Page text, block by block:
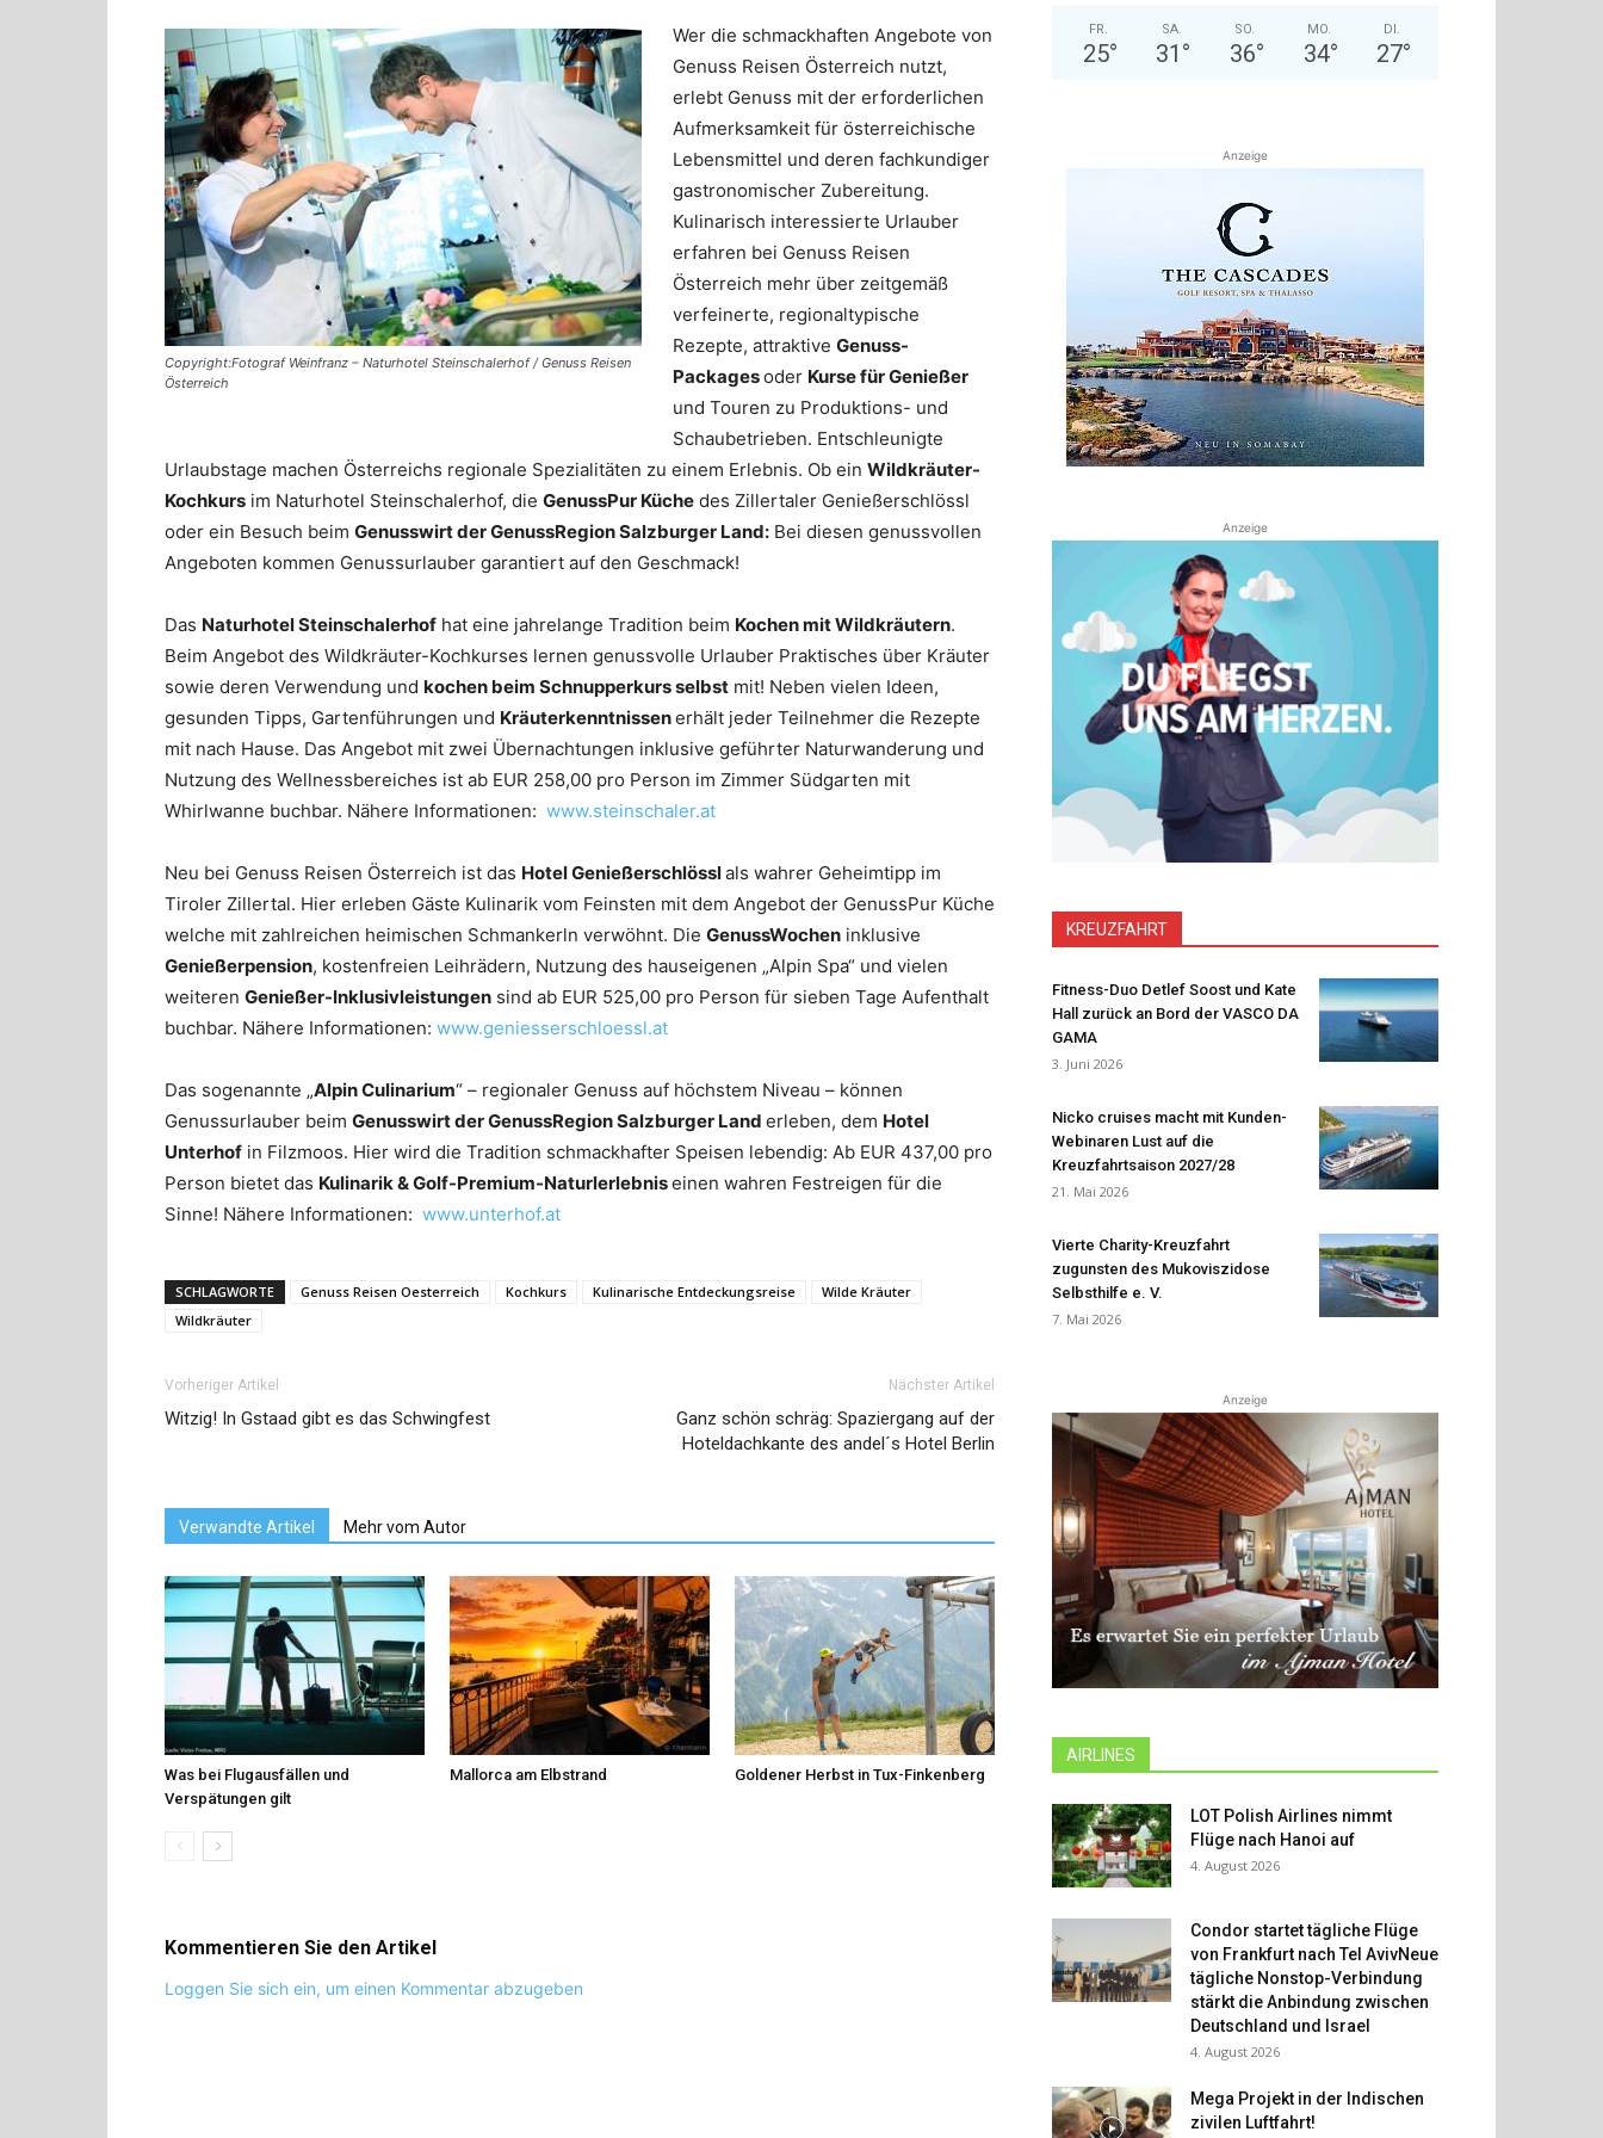
Copyright:Fotograf Weinfranz – Naturhotel Steinschalerhof / Genuss Reisen
Österreich
Wer die schmackhaften Angebote von
Genuss Reisen Österreich nutzt,
erlebt Genuss mit der erforderlichen
Aufmerksamkeit für österreichische
Lebens­mittel und deren fachkundiger
gastronomischer Zubereitung.
Kulinarisch interessierte Urlauber
erfahren bei Genuss Reisen
Österreich mehr über zeitgemäß
verfeinerte, regionaltypische
Rezepte, attraktive Genuss-
Packagesoder Kurse für Genießer
und Touren zu Produktions- und
Schaubetrieben. Entschleunigte
Urlaubstage machen Österreichs regionale Spezialitäten zu einem Erlebnis. Ob ein Wildkräuter-
Kochkurs im Naturhotel Steinschalerhof, die GenussPur Küche des Zillertaler Genießerschlössl
oder ein Besuch beim Genusswirt der GenussRegion Salzburger Land: Bei diesen genussvollen
Angeboten kommen Genussurlauber garantiert auf den Geschmack!
Das Naturhotel Steinschalerhof hat eine jahrelange Tradition beim Kochen mit Wildkräutern.
Beim Angebot des Wildkräuter-Kochkurses lernen genussvolle Urlauber Praktisches über Kräuter
sowie deren Verwendung und kochen beim Schnupperkurs selbst mit! Neben vielen Ideen,
gesunden Tipps, Gartenführungen und Kräuterkenntnissenerhält jeder Teilnehmer die Rezepte
mit nach Hause. Das Angebot mit zwei Übernachtungen inklusive geführter Naturwanderung und
Nutzung des Wellnessbereiches ist ab EUR 258,00 pro Person im Zimmer Südgarten mit
Whirlwanne buchbar. Nähere Informationen: www.steinschaler.at
Neu bei Genuss Reisen Österreich ist das Hotel Genießerschlösslals wahrer Geheimtipp im
Tiroler Zillertal. Hier erleben Gäste Kulinarik vom Feinsten mit dem Angebot der GenussPur Küche
welche mit zahlreichen heimischen Schmankerln verwöhnt. Die GenussWochen inklusive
Genießerpension, kostenfreien Leihrädern, Nutzung des hauseigenen „Alpin Spa“ und vielen
weiteren Genießer-Inklusivleistungen sind ab EUR 525,00 pro Person für sieben Tage Aufenthalt
buchbar. Nähere Informationen: www.geniesserschloessl.at
Das sogenannte „Alpin Culinarium“ – regionaler Genuss auf höchstem Niveau – können
Genussurlauber beim Genusswirt der GenussRegion Salzburger Land erleben, dem Hotel
Unterhof in Filzmoos. Hier wird die Tradition schmackhafter Speisen lebendig: Ab EUR 437,00 pro
Person bietet das Kulinarik & Golf-Premium-Naturlerlebniseinen wahren Festreigen für die
Sinne! Nähere Informationen: www.unterhof.at
SCHLAGWORTE Genuss Reisen Oesterreich Kochkurs Kulinarische Entdeckungsreise
Wilde Kräuter
Wildkräuter
Vorheriger Artikel
Witzig! In Gstaad gibt es das Schwingfest
Nächster Artikel
Ganz schön schräg: Spaziergang auf der
Hoteldachkante des andel´s Hotel Berlin
Verwandte Artikel Mehr vom Autor
Was bei Flugausfällen und
Verspätungen gilt
Mallorca am Elbstrand Goldener Herbst in Tux-Finkenberg
Kommentieren Sie den Artikel
Loggen Sie sich ein, um einen Kommentar abzugeben
FR.
25°
SA.
31 °
SO.
36°
MO.
34°
DI.
27°
Anzeige
Anzeige
KREUZFAHRT
Fitness-Duo Detlef Soost und Kate
Hall zurück an Bord der VASCO DA
GAMA
3. Juni 2026
Nicko cruises macht mit Kunden-
Webinaren Lust auf die
Kreuzfahrtsaison 2027/28
21. Mai 2026
Vierte Charity-Kreuzfahrt
zugunsten des Mukoviszidose
Selbsthilfe e. V.
7. Mai 2026
Anzeige
AIRLINES
LOT Polish Airlines nimmt
Flüge nach Hanoi auf
4. August 2026
Condor startet tägliche Flüge
von Frankfurt nach Tel AvivNeue
tägliche Nonstop-Verbindung
stärkt die Anbindung zwischen
Deutschland und Israel
4. August 2026
Mega Projekt in der Indischen
zivilen Luftfahrt!